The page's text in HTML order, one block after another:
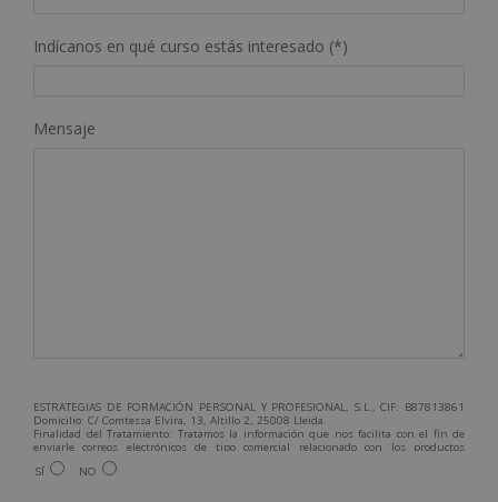
Indícanos en qué curso estás interesado (*)
Mensaje
ESTRATEGIAS DE FORMACIÓN PERSONAL Y PROFESIONAL, S.L., CIF: B87813861
Domicilio: C/ Comtessa Elvira, 13, Altillo 2, 25008 Lleida.
Finalidad del Tratamiento: Tratamos la información que nos facilita con el fin de
enviarle correos electrónicos de tipo comercial relacionado con los productos
ofrecidos y otros tipo de productos que fueran de su interés.
Legitimación del tratamiento: Consentimiento del interesado.
SÍ NO